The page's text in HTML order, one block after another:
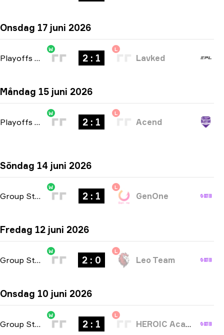
Onsdag 17 juni 2026
Playoffs bo3
W
2 : 1
L
Lavked
Måndag 15 juni 2026
Playoffs bo3
W
2 : 1
L
Acend
Söndag 14 juni 2026
Group Stage -bo3
W
2 : 1
L
GenOne
Fredag 12 juni 2026
Group Stage -bo3
W
2 : 0
L
Leo Team
Onsdag 10 juni 2026
Group Stage -bo3
W
2 : 1
L
HEROIC Academy